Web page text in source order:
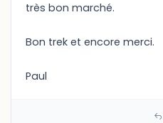
très bon marché.
Bon trek et encore merci.
Paul